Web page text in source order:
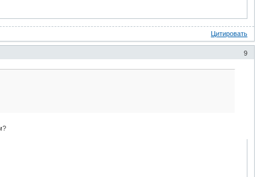
Цитировать
9